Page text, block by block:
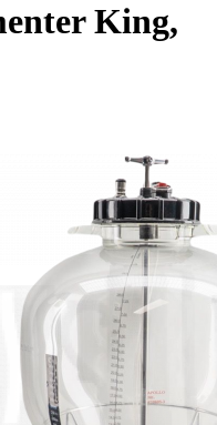
King,